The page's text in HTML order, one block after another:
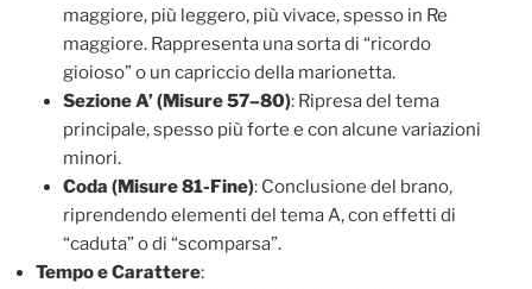
maggiore, più leggero, più vivace, spesso in Re
maggiore. Rappresenta una sorta di “ricordo
gioioso” o un capriccio della marionetta.
Sezione A’ (Misure 57–80): Ripresa del tema
principale, spesso più forte e con alcune variazioni
minori.
Coda (Misure 81-Fine): Conclusione del brano,
riprendendo elementi del tema A, con effetti di
“caduta” o di “scomparsa”.
Tempo e Carattere: